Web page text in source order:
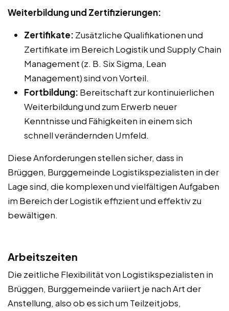
Weiterbildung und Zertifizierungen:
Zertifikate: Zusätzliche Qualifikationen und
Zertifikate im Bereich Logistik und Supply Chain
Management (z. B. Six Sigma, Lean
Management) sind von Vorteil.
Fortbildung: Bereitschaft zur kontinuierlichen
Weiterbildung und zum Erwerb neuer
Kenntnisse und Fähigkeiten in einem sich
schnell verändernden Umfeld.
Diese Anforderungen stellen sicher, dass in
Brüggen, Burggemeinde Logistikspezialisten in der
Lage sind, die komplexen und vielfältigen Aufgaben
im Bereich der Logistik effizient und effektiv zu
bewältigen.
Arbeitszeiten
Die zeitliche Flexibilität von Logistikspezialisten in
Brüggen, Burggemeinde variiert je nach Art der
Anstellung, also ob es sich um Teilzeitjobs,